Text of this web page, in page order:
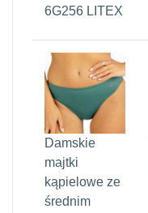
6G256 LITEX
Damskie
majtki
kąpielowe ze
średnim